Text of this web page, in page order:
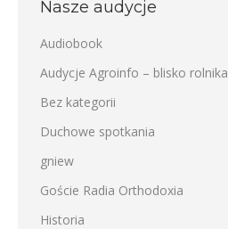
Nasze audycje
Audiobook
Audycje Agroinfo – blisko rolnika
Bez kategorii
Duchowe spotkania
gniew
Goście Radia Orthodoxia
Historia